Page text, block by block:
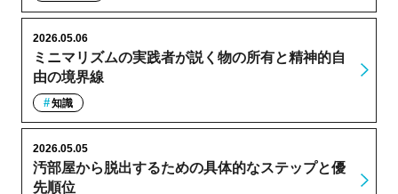
ミニマリズムの実践者が説く物の所有と精神的自
由の境界線
2026.05.06
知識
汚部屋から脱出するための具体的なステップと優
先順位
2026.05.05